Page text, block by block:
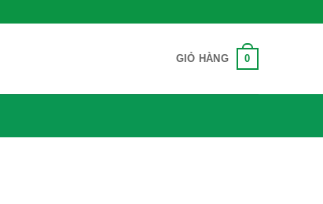
GIỎ HÀNG 0